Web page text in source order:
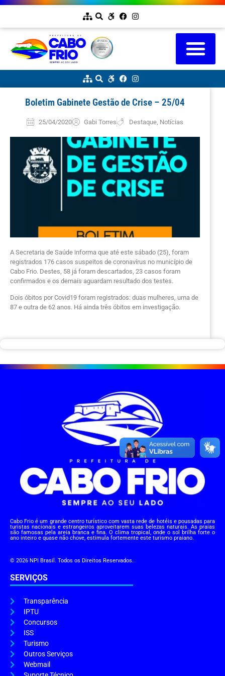
Boletim Gabinete Gestão de Crise – 25/04
25/04/2020 Gabi Torres Destaque Notícias
A Secretaria de Saúde informa que até este sábado (25), foram
registrados 176 casos suspeitos de coronavírus no município de
Cabo Frio. Destes, 58 já foram descartados, 23 casos foram
confirmados e os demais aguardam resultado dos testes.
Dois óbitos por Covid19 foram registrados: duas mulheres, uma de
87 e outra de 62 anos. Há ainda três óbitos em investigação.
Cabo Frio é um grande centro turístico com vasta rede de hotéis e pousadas para
turistas nacionais e estrangeiros aproveitarem suas belezas naturais. As praias
são famosas pela areia branca e fina. O clima tropical, onde o sol brilha forte o
ano inteiro e quase não chove, estimula fortemente este turismo praiano.
© 2026 NPI Brasil. Todos os Direitos Reservados.
SERVIÇOS
Transparência
IPTU
Concursos
ISS
Turismo
Outros Serviços
Webmail